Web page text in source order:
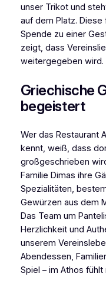
unser Trikot und
auf dem Platz.
Spende zu einer
zeigt, dass
weitergegeben wird.
Griechische
begeistert
Wer das Restaurant
kennt, weiß, dass
großgeschrieben
Familie Dimas ihre
Spezialitäten,
Gewürzen aus dem
Das Team um
Herzlichkeit und
unserem
Abendessen,
Spiel – im Athos